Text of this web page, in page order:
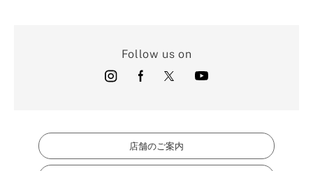
Follow us on
店舗のご案内